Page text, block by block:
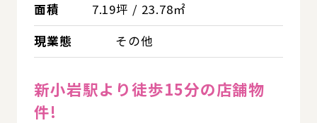
面積
7.19坪 / 23.78㎡
現業態
その他
新小岩駅より徒歩15分の店舗物
件!